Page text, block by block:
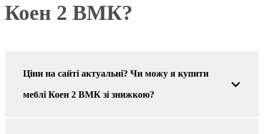
Коен 2 ВМК?
Ціни на сайті актуальні? Чи можу я купити
меблі Коен 2 ВМК зі знижкою?